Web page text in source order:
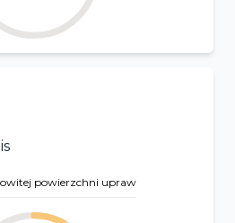
powierzchni upraw